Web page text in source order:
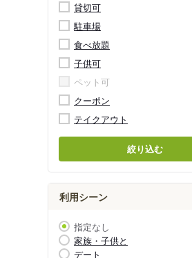
貸切可
駐車場
食べ放題
子供可
ペット可
クーポン
テイクアウト
絞り込む
利用シーン
指定なし
家族・子供と
デート